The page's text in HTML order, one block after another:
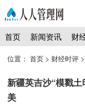
首页 新闻资讯 财
位置： 首页 > 财经时评
新疆英吉沙“模戳
美